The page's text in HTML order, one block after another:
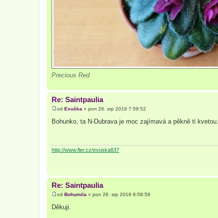
Precious Red
Re: Saintpaulia
í
v
e
od Evuška » pon 26. srp 2019 7:59:52
Bohunko, ta N-Dubrava je moc zajímavá a pěkně ti kvetou.
http://www.fler.cz/evuska837
Re: Saintpaulia
ř
í
od Bohumila » pon 26. srp 2019 8:58:59
Děkuji.